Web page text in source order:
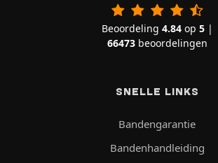
Beoordeling 4.84op 5|
66473beoordelingen
SNELLE LINKS
Bandengarantie
Bandenhandleiding